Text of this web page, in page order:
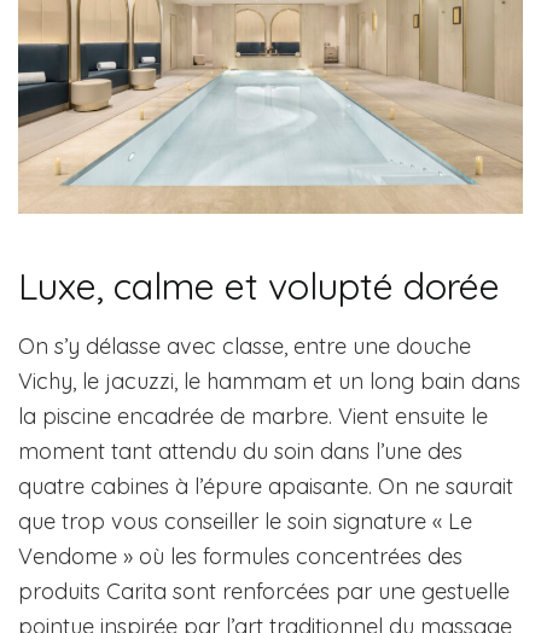
Luxe, calme et volupté dorée
On s’y délasse avec classe, entre une douche
Vichy, le jacuzzi, le hammam et un long bain dans
la piscine encadrée de marbre. Vient ensuite le
moment tant attendu du soin dans l’une des
quatre cabines à l’épure apaisante. On ne saurait
que trop vous conseiller le soin signature « Le
Vendome » où les formules concentrées des
produits Carita sont renforcées par une gestuelle
pointue inspirée par l’art traditionnel du massage